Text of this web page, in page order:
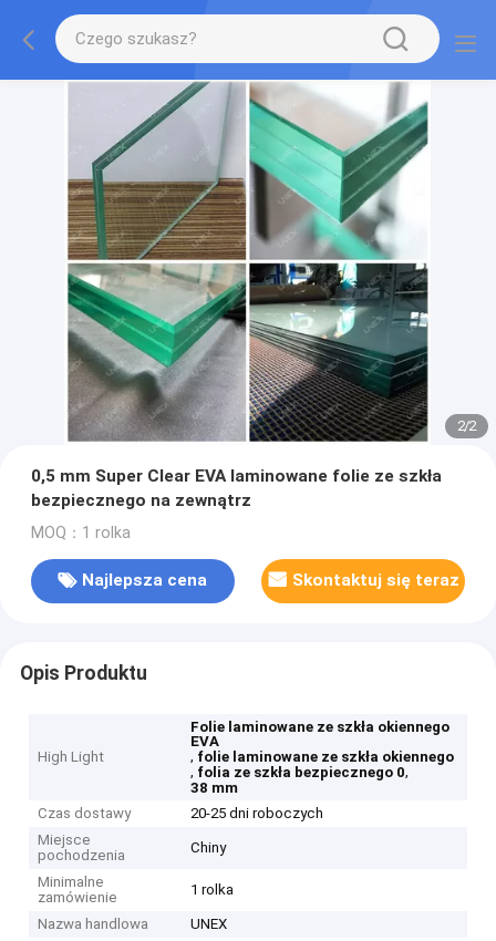
2/2
0,5 mm Super Clear EVA laminowane folie ze szkła
bezpiecznego na zewnątrz
MOQ：1 rolka
Najlepsza cena Skontaktuj się teraz
Opis Produktu
High Light
Folie laminowane ze szkła okiennego
EVA
, folie laminowane ze szkła okiennego
, folia ze szkła bezpiecznego 0,
38 mm
Czas dostawy
20-25 dni roboczych
Miejsce
pochodzenia
Chiny
Minimalne
zamówienie
1 rolka
Nazwa handlowa
UNEX